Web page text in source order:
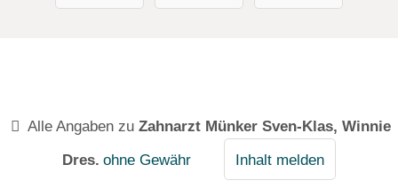
Alle Angaben zu Zahnarzt Münker Sven-Klas, Winnie
Dres. ohne Gewähr Inhalt melden